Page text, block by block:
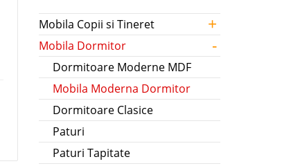
Mobila Copii si Tineret +
Mobila Dormitor -
Dormitoare Moderne MDF
Mobila Moderna Dormitor
Dormitoare Clasice
Paturi
Paturi Tapitate